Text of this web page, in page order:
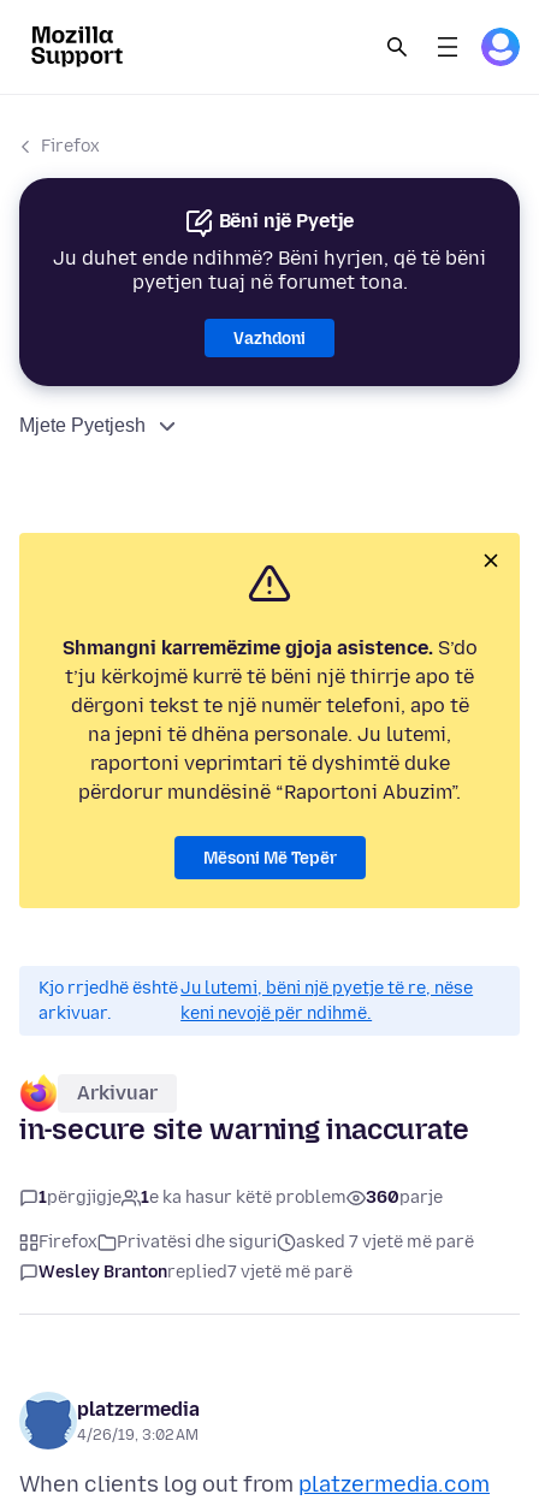
Firefox
Bëni një Pyetje
Ju duhet ende ndihmë? Bëni hyrjen, që të bëni
pyetjen tuaj në forumet tona.
Vazhdoni
Mjete Pyetjesh
Shmangni karremëzime gjoja asistence.S’do
t’ju kërkojmë kurrë të bëni një thirrje apo të
dërgoni tekst te një numër telefoni, apo të
na jepni të dhëna personale. Ju lutemi,
raportoni veprimtari të dyshimtë duke
përdorur mundësinë “Raportoni Abuzim”.
Mësoni Më Tepër
Kjo rrjedhë është
arkivuar.
Ju lutemi, bëni një pyetje të re, nëse
keni nevojë për ndihmë.
Arkivuar
in-secure site warning inaccurate
1përgjigje 1e ka hasur këtë problem 360parje
Firefox Privatësi dhe siguri
asked 7 vjetë më parë
Wesley Brantonreplied7 vjetë më parë
platzermedia
4/26/19, 3:02 AM
When clients log out from platzermedia.com